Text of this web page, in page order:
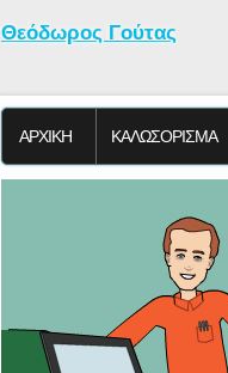
Θεόδωρος Γούτας
ΑΡΧΙΚΗ KΑΛΩΣΟΡΙΣΜΑ